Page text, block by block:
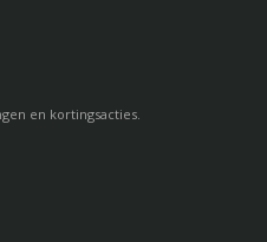
en kortingsacties.